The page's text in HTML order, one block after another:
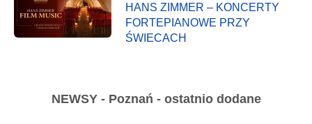
HANS ZIMMER – KONCERTY
FORTEPIANOWE PRZY
ŚWIECACH
NEWSY - Poznań - ostatnio dodane